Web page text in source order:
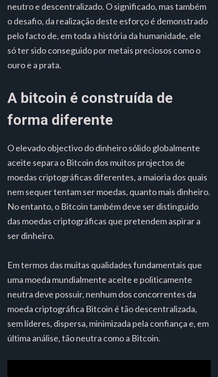
neutro e descentralizado. O significado, mas também
o desafio, da realização deste esforço é demonstrado
pelo facto de, em toda a história da humanidade, ele
só ter sido conseguido por metais preciosos como o
ouro e a prata.
A bitcoin é construída de
forma diferente
O elevado objectivo do dinheiro sólido globalmente
aceite separa o Bitcoin dos muitos projectos de
moedas criptográficas diferentes, a maioria dos quais
nem sequer tentam ser moedas, quanto mais dinheiro.
No entanto, o Bitcoin também deve ser distinguido
das moedas criptográficas que pretendem aspirar a
ser dinheiro.
Em termos das muitas qualidades fundamentais que
uma moeda mundialmente aceite e politicamente
neutra deve possuir, nenhum dos concorrentes da
moeda criptográfica Bitcoin é tão descentralizada,
sem líderes, dispersa, minimizada pela confiança e, em
última análise, tão neutra como a Bitcoin.